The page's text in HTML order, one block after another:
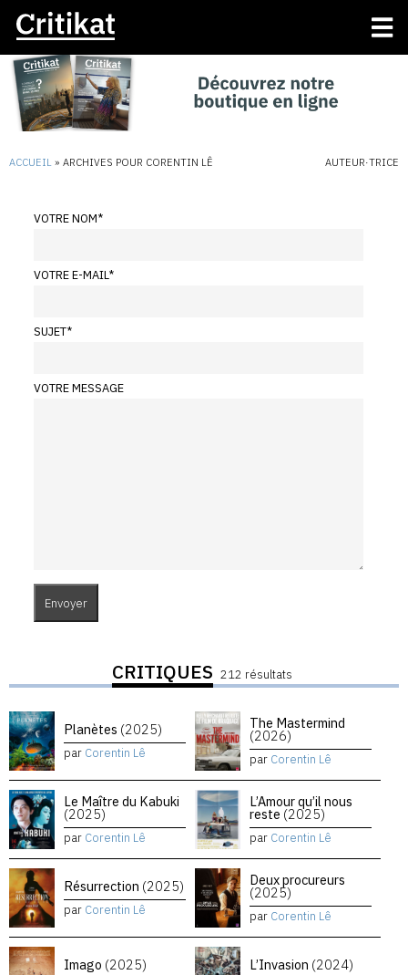
ACCUEIL » ARCHIVES POUR CORENTIN LÊ AUTEUR·TRICE
VOTRE NOM*
VOTRE E-MAIL*
SUJET*
VOTRE MESSAGE
CRITIQUES 212 résultats
Planètes (2025)
par Corentin Lê
The Mastermind
(2026)
par Corentin Lê
Le Maître du Kabuki
(2025)
par Corentin Lê
L’Amour qu’il nous
reste (2025)
par Corentin Lê
Résurrection (2025)
par Corentin Lê
Deux procureurs
(2025)
par Corentin Lê
Imago (2025) L’Invasion (2024)